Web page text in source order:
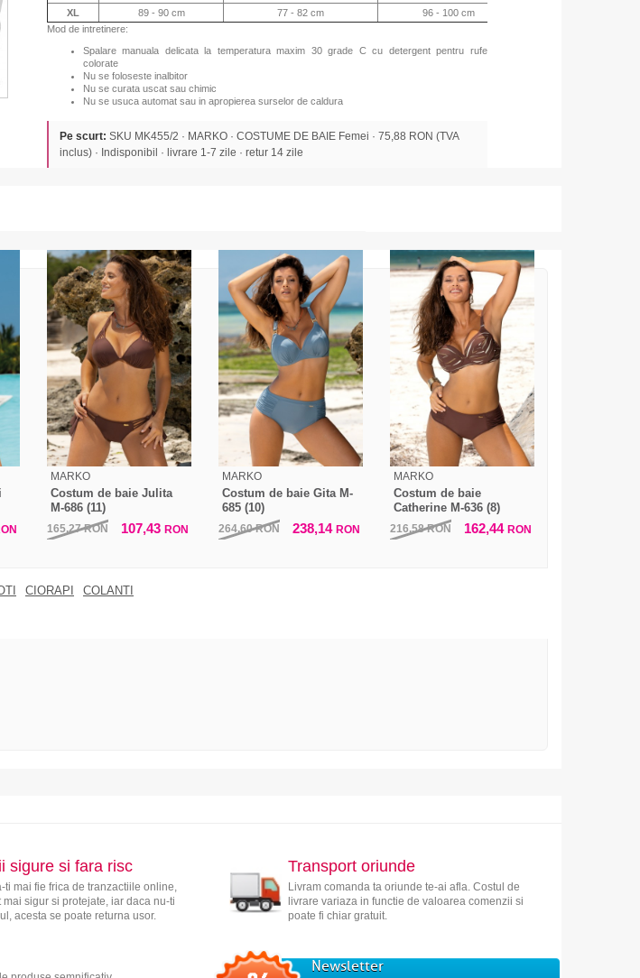
XL
89 - 90 cm 77 - 82 cm 96 - 100 cm
Mod de intretinere:
Spalare manuala delicata la temperatura maxim 30 grade C cu detergent pentru rufe
colorate
Nu se foloseste inalbitor
Nu se curata uscat sau chimic
Nu se usuca automat sau in apropierea surselor de caldura
Pe scurt: SKU MK455/2 · MARKO · COSTUME DE BAIE Femei · 75,88 RON (TVA
inclus) · Indisponibil · livrare 1-7 zile · retur 14 zile
MARKO
Costum de baie Julita
M-686 (11)
165,27RON 107,43 RON
MARKO
Costum de baie Gita M-
685 (10)
264,60RON 238,14 RON
MARKO
Costum de baie
Catherine M-636 (8)
216,58RON 162,44 RON
CIORAPI
COLANTI
sigure si fara risc
ti mai fie frica de tranzactiile online,
mai sigur si protejate, iar daca nu-ti
acesta se poate returna usor.
Transport oriunde
Livram comanda ta oriunde te-ai afla. Costul de
livrare variaza in functie de valoarea comenzii si
poate fi chiar gratuit.
Newsletter